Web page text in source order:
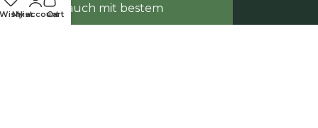
ihn auch mit bestem
Wishlist
My account
Cart